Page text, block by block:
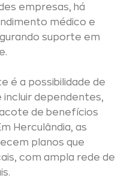
empresas, há
médico e
suporte em
é a possibilidade de
dependentes,
de benefícios
Herculândia, as
planos que
com ampla rede de